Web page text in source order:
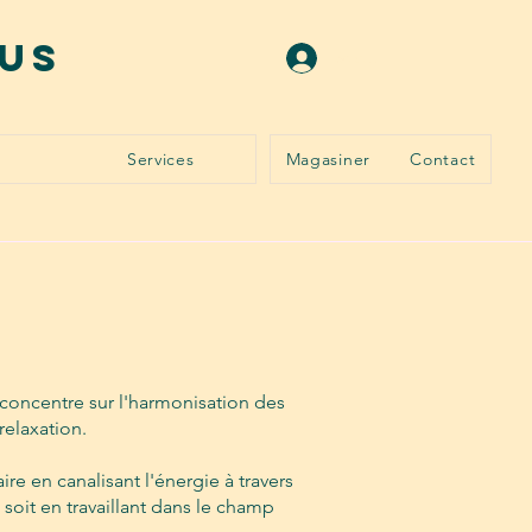
Services Magasiner Contact
sur l'harmonisation des
en canalisant l'énergie à travers
en travaillant dans le champ